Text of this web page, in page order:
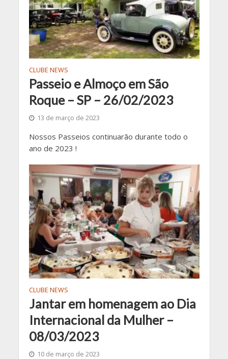
CLUBE NEWS
Passeio e Almoço em São
Roque – SP – 26/02/2023
13 de março de 2023
Nossos Passeios continuarão durante todo o
ano de 2023 !
CLUBE NEWS
Jantar em homenagem ao Dia
Internacional da Mulher –
08/03/2023
10 de março de 2023